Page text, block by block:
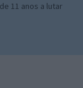
11 anos a lutar